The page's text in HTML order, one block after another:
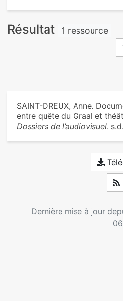
Résultat 1 ressource
SAINT-DREUX, Anne.
entre quête du Graal et
Dossiers de l’audiovisuel.
Dernière mise à jour